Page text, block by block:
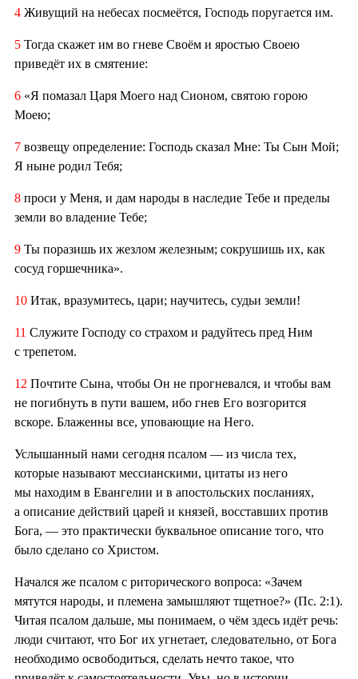
4 Живущий на небесах посмеётся, Господь поругается им.
5 Тогда скажет им во гневе Своём и яростью Своею
приведёт их в смятение:
6 «Я помазал Царя Моего над Сионом, святою горою
Моею;
7 возвещу определение: Господь сказал Мне: Ты Сын Мой;
Я ныне родил Тебя;
8 проси у Меня, и дам народы в наследие Тебе и пределы
земли во владение Тебе;
9 Ты поразишь их жезлом железным; сокрушишь их, как
сосуд горшечника».
10 Итак, вразумитесь, цари; научитесь, судьи земли!
11 Служите Господу со страхом и радуйтесь пред Ним
с трепетом.
12 Почтите Сына, чтобы Он не прогневался, и чтобы вам
не погибнуть в пути вашем, ибо гнев Его возгорится
вскоре. Блаженны все, уповающие на Него.
Услышанный нами сегодня псалом — из числа тех,
которые называют мессианскими, цитаты из него
мы находим в Евангелии и в апостольских посланиях,
а описание действий царей и князей, восставших против
Бога, — это практически буквальное описание того, что
было сделано со Христом.
Начался же псалом с риторического вопроса: «Зачем
мятутся народы, и племена замышляют тщетное?» (Пс. 2:1).
Читая псалом дальше, мы понимаем, о чём здесь идёт речь:
люди считают, что Бог их угнетает, следовательно, от Бога
необходимо освободиться, сделать нечто такое, что